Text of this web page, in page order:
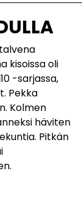
kisoissa oli
-sarjassa,
Pekka
Kolmen
häviten
Pitkän